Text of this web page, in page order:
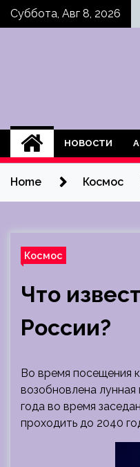
SkipСуббота, Авг 8, 2026
НОВОСТИ
Home Космос
Космос
Что
России?
Во время посещения
возобновлена
года во время
проходить до 2040